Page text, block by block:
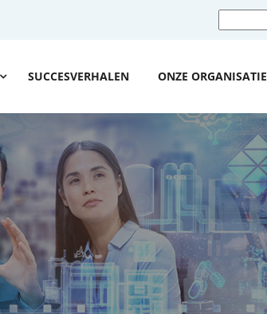
SUCCESVERHALEN ONZE ORGANISATIE